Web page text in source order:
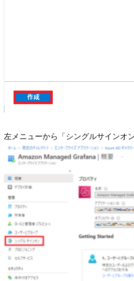
左メニューから「シングルサインオ